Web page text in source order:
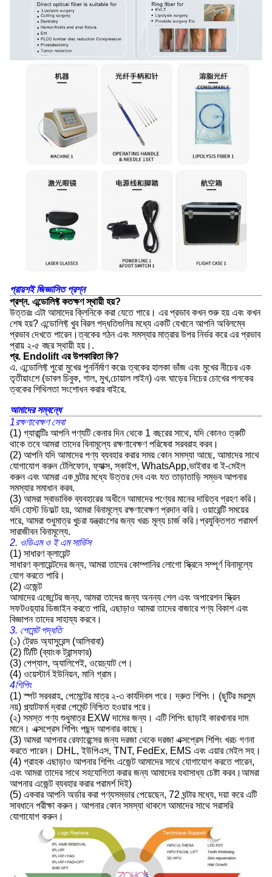
প্রায়শই জিজ্ঞাসিত প্রশ্ন
প্রশ্ন. এন্ডোলিফ্ট কতক্ষণ স্থায়ী হয়?
উত্তরঃ এটা আমাদের ক্লিনিকে করা যেতে পারে। এর প্রভাব কখন শুরু হয় এবং কখন
শেষ হয়? এন্ডোলিফ্ট খুব বিরল পদ্ধতিগুলির মধ্যে একটি যেখানে আপনি অবিলম্বে
প্রভাব দেখতে পারেন।ত্বকের গঠন এবং সমস্যার মাত্রার উপর নির্ভর করে এর প্রভাব
প্রায় ২-৫ বছর স্থায়ী হয়।.
প্র. Endolift এর উপকারিতা কি?
এ. এন্ডোলিফ্ট পুরো মুখের পুনর্নির্মাণ করেঃ ত্বকের হালকা ভাঁজ এবং মুখের নীচের এক
তৃতীয়াংশে (ডাবল চিবুক, গাল, মুখ,চোয়াল লাইন) এবং ঘাড়ের নিচের চোখের পলকের
ত্বকের শিথিলতা সংশোধন করার বাইরে.
আমাদের সম্বন্ধে
1রক্ষণাবেক্ষণ সেবা
(1) গ্যারান্টিঃ আপনি পণ্যটি কেনার দিন থেকে 1 বছরের সাথে, যদি কোনও ত্রুটি
থাকে তবে আমরা তাদের বিনামূল্যে রক্ষণাবেক্ষণ পরিষেবা সরবরাহ করব।
(2) আপনি যদি আমাদের পণ্য ব্যবহার করার সময় কোন সমস্যা আছে, আমাদের সাথে
যোগাযোগ করুন টেলিফোন, ফ্যাক্স, স্কাইপ, WhatsApp,ভাইবার বা ই-মেইল
করুন এবং আমরা এক ঘন্টার মধ্যে উত্তর দেব এবং যত তাড়াতাড়ি সম্ভব আপনার
সমস্যার সমাধান করব.
(3) আমরা স্বাভাবিক ব্যবহারের অধীনে আমাদের পণ্যের মানের দায়িত্ব গ্রহণ করি।
যদি হোস্ট ডিফল্ট হয়, আমরা বিনামূল্যে রক্ষণাবেক্ষণ প্রদান করি। ওয়ারেন্টি সময়ের
পরে, আমরা শুধুমাত্র খুচরা যন্ত্রাংশের জন্য খরচ মূল্য চার্জ করি।প্রযুক্তিগত পরামর্শ
সারাজীবন বিনামূল্যে.
2. ওডিএম ও ই এম সার্ভিস
(1) সাধারণ ক্লায়েন্ট
সাধারণ ক্লায়েন্টদের জন্য, আমরা তাদের কোম্পানির লোগো স্ক্রিনে সম্পূর্ণ বিনামূল্যে
যোগ করতে পারি।
(2) এজেন্ট
আমাদের এজেন্টের জন্য, আমরা তাদের জন্য অনন্য শেল এবং অপারেশন স্ক্রিন
সফটওয়্যার ডিজাইন করতে পারি, এছাড়াও আমরা তাদের বাজারে পণ্য বিকাশ এবং
বিজ্ঞাপন তাদের সাহায্য করবে।
3. পেমেন্ট পদ্ধতি
(১) ট্রেড অ্যাসুরেন্স (আলিবাবা)
(2) টি/টি (ব্যাংক ট্রান্সফার)
(3) পেপ্যাল, অ্যালিপেই, ওয়েচ্যাট পে।
(4) ওয়েস্টার্ন ইউনিয়ন, মানি গ্রাম।
4শিপিং
(1) স্পট সরবরাহ, পেমেন্টের মাত্র ২-৩ কার্যদিবস পরে। দ্রুত শিপিং। (ছুটির মরসুম
নয়) প্ল্যাটফর্ম দ্বারা পেমেন্ট নিশ্চিত হওয়ার পরে।
(২) সমস্ত পণ্য শুধুমাত্র EXW দামের জন্য। এটি শিপিং ছাড়াই কারখানার দাম
মানে। এক্সপ্রেস শিপিং পছন্দ আপনার কাছে।
(3) আমরা আপনার রেফারেন্সের জন্য দরজা থেকে দরজা এক্সপ্রেস শিপিং খরচ গণনা
করতে পারেন। DHL, ইউপিএস, TNT, FedEx, EMS এবং এয়ার মেইল সহ।
(4) গ্রাহক এছাড়াও আপনার শিপিং এজেন্ট আমাদের সাথে যোগাযোগ করতে পারেন,
এবং আমরা তাদের সাথে সহযোগিতা করার জন্য আমাদের যথাসাধ্য চেষ্টা করব।আমরা
আপনার এজেন্ট ব্যবহার করার পরামর্শ দিই)
(5) একবার আপনি অর্ডার করা পণ্যসম্ভার পেয়েছেন, 72 ঘন্টার মধ্যে, দয়া করে এটি
সাবধানে পরীক্ষা করুন। আপনার কোন সমস্যা থাকলে আমাদের সাথে সরাসরি
যোগাযোগ করুন।